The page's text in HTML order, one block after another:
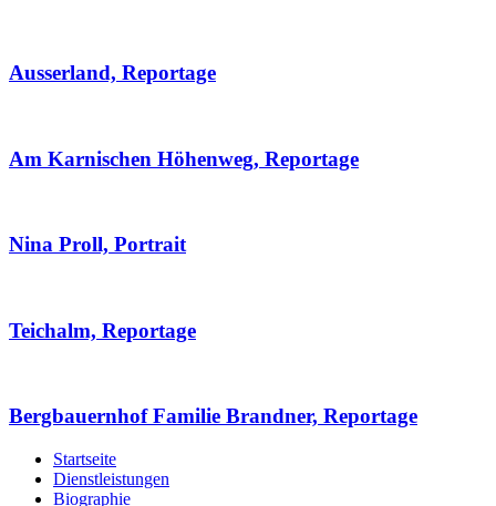
Ausserland, Reportage
Am Karnischen Höhenweg, Reportage
Nina Proll, Portrait
Teichalm, Reportage
Bergbauernhof Familie Brandner, Reportage
Startseite
Dienstleistungen
Biographie